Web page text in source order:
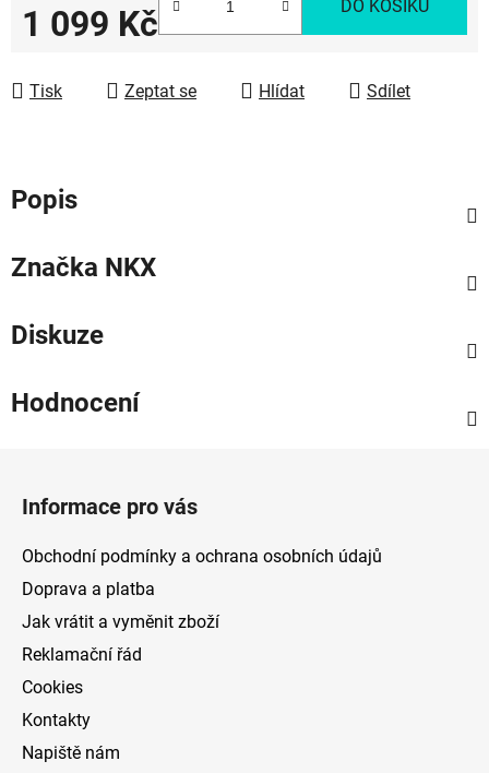
1 099 Kč DO KOŠÍKU
Tisk Zeptat se Hlídat Sdílet
Popis
Značka NKX
Diskuze
Hodnocení
Informace pro vás
Obchodní podmínky a ochrana osobních údajů
Doprava a platba
Jak vrátit a vyměnit zboží
Reklamační řád
Cookies
Kontakty
Napiště nám